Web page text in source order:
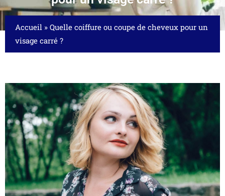
Accueil » Quelle coiffure ou coupe de cheveux pour un
visage carré ?